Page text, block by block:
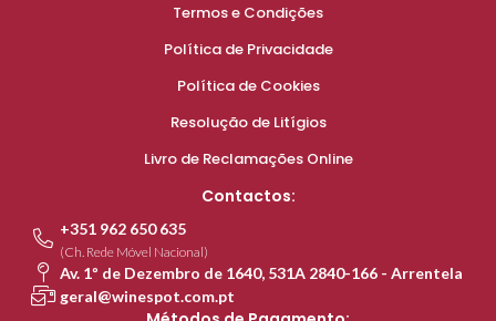
Termos e Condições
Política de Privacidade
Política de Cookies
Resolução de Litígios
Livro de Reclamações Online
Contactos:
+351 962 650 635
(Ch. Rede Móvel Nacional)
Av. 1º de Dezembro de 1640, 531A 2840-166 - Arrentela
geral@winespot.com.pt